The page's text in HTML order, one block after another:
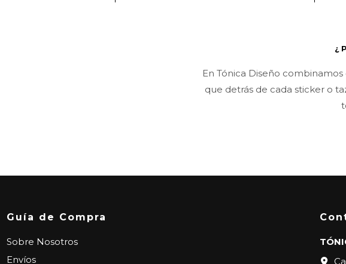
En Tónica Diseño
que detrás de cada sticker o
Guía de Compra
Sobre Nosotros
Envíos